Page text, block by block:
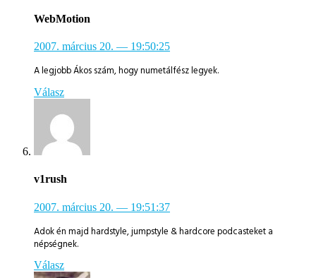
WebMotion
2007. március 20. — 19:50:25
A legjobb Ákos szám, hogy numetálfész legyek.
Válasz
v1rush
2007. március 20. — 19:51:37
Adok én majd hardstyle, jumpstyle & hardcore podcasteket a
népségnek.
Válasz